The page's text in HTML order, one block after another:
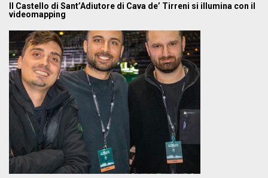
Il Castello di Sant’Adiutore di Cava de’ Tirreni si illumina con il
videomapping